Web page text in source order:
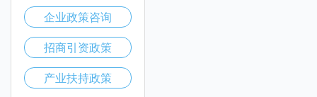
企业政策咨询
招商引资政策
产业扶持政策